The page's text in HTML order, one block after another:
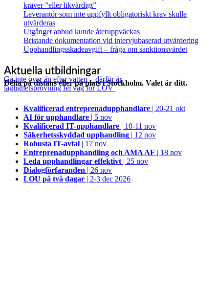
Gå inte över ån efter vatten – därför är
laglighetsprövning fel väg för LOV
kräver ”eller likvärdigt”
Leverantör som inte uppfyllt obligatoriskt krav skulle
utvärderas
Utgånget anbud kunde återuppväckas
Bristande dokumentation vid intervjubaserad utvärdering
Upphandlingsskadeavgift – fråga om sanktionsvärdet
Aktuella utbildningar
Delta på distans eller på plats i Stockholm. Valet är ditt.
Kvalificerad entreprenad­upphandlare | 20-21 okt
AI för upphandlare | 5 nov
Kvalificerad IT-upphandlare | 10-11 nov
Säkerhetsskyddad upphandling | 12 nov
Robusta IT-avtal | 17 nov
Entreprenadupphandling och AMA AF | 18 nov
Leda upphandlingar effektivt | 25 nov
Dialogförfaranden | 26 nov
LOU på två dagar | 2-3 dec 2026